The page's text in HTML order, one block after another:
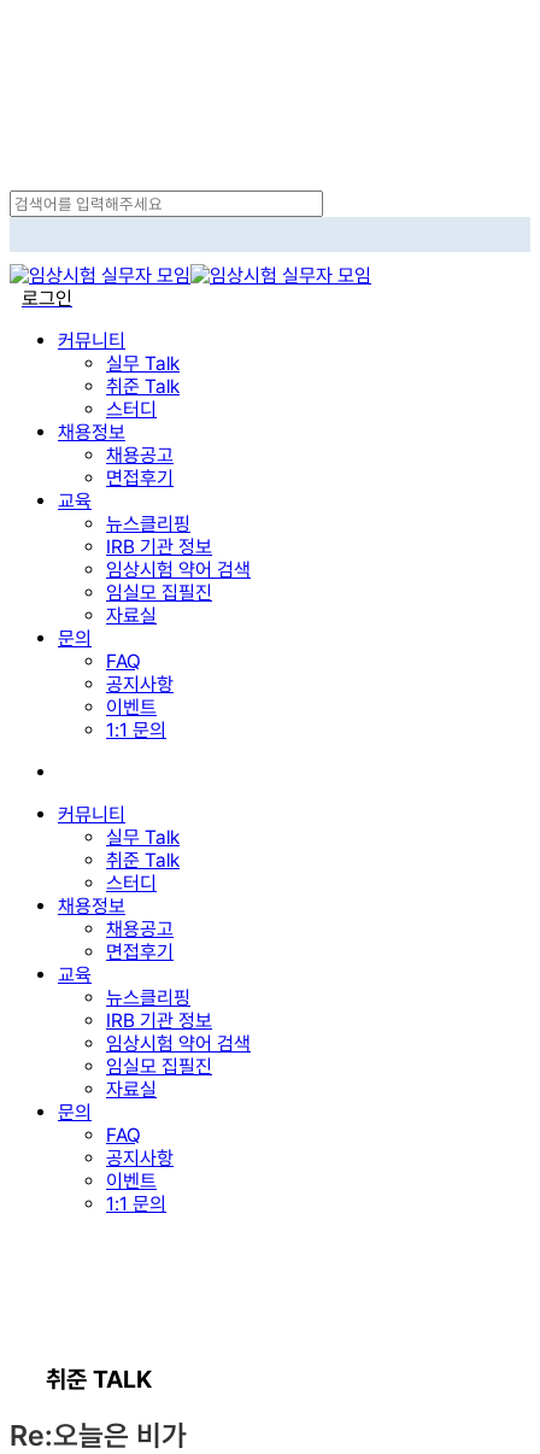
Search
로그인
커뮤니티
실무 Talk
취준 Talk
스터디
채용정보
채용공고
면접후기
교육
뉴스클리핑
IRB 기관 정보
임상시험 약어 검색
임실모 집필진
자료실
문의
FAQ
공지사항
이벤트
1:1 문의
커뮤니티
실무 Talk
취준 Talk
스터디
채용정보
채용공고
면접후기
교육
뉴스클리핑
IRB 기관 정보
임상시험 약어 검색
임실모 집필진
자료실
문의
FAQ
공지사항
이벤트
1:1 문의
취준 TALK
Re:오늘은 비가